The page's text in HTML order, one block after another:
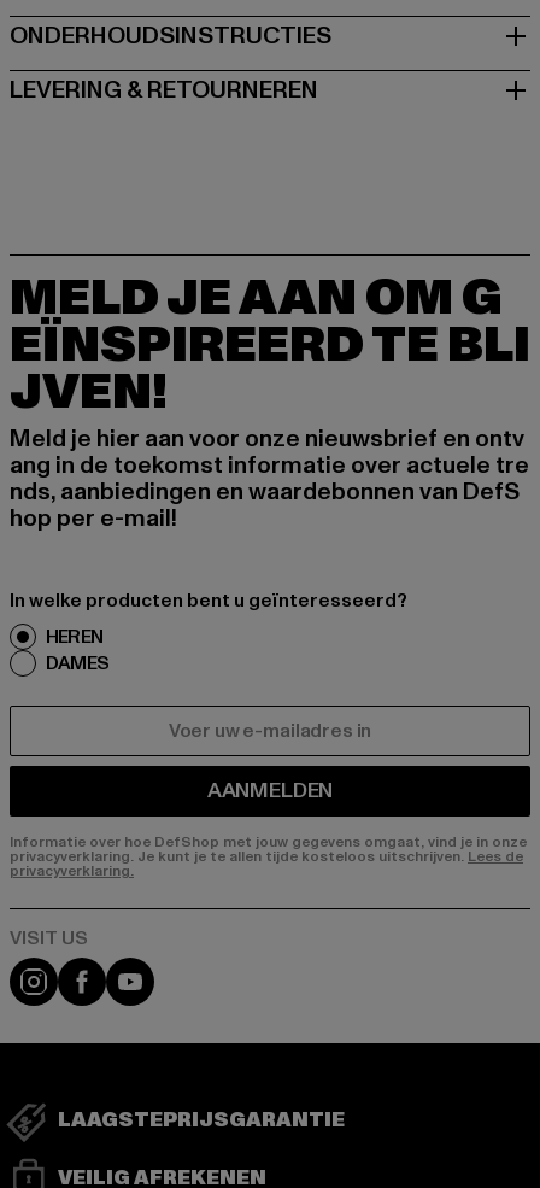
ONDERHOUDSINSTRUCTIES
LEVERING & RETOURNEREN
MELD JE AAN OM G
EÏNSPIREERD TE BLI
JVEN!
Meld je hier aan voor onze nieuwsbrief en ontv
ang in de toekomst informatie over actuele tre
nds, aanbiedingen en waardebonnen van DefS
hop per e-mail!
In welke producten bent u geïnteresseerd?
HEREN
DAMES
AANMELDEN
Informatie over hoe DefShop met jouw gegevens omgaat, vind je in onze
privacyverklaring. Je kunt je te allen tijde kosteloos uitschrijven. Lees de
privacyverklaring.
Visit our Instagram page:
Visit our Facebook page:
Visit our YouTube channel:
LAAGSTEPRIJSGARANTIE
VEILIG AFREKENEN